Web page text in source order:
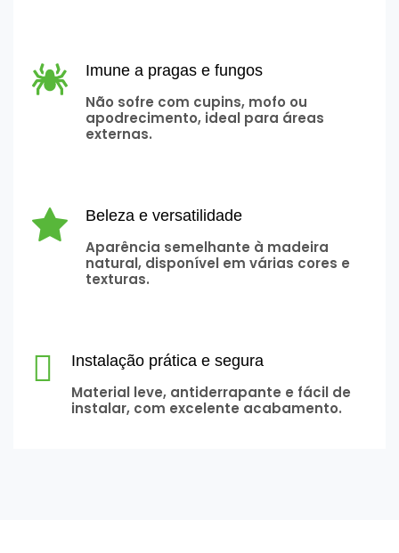
Imune a pragas e fungos
Não sofre com cupins, mofo ou
apodrecimento, ideal para áreas
externas.
Beleza e versatilidade
Aparência semelhante à madeira
natural, disponível em várias cores e
texturas.
Instalação prática e segura
Material leve, antiderrapante e fácil de
instalar, com excelente acabamento.